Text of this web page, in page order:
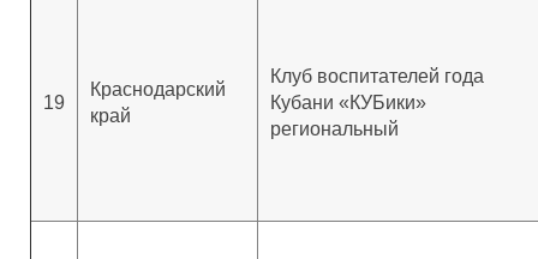
19
Краснодарский
край
Клуб воспитателей года
Кубани «КУБики»
региональный